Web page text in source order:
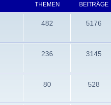
THEMEN BEITRÄGE
482 5176
236 3145
80 528